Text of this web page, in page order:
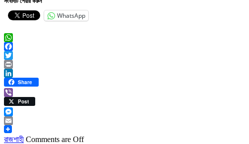
WhatsApp
WhatsApp
Facebook
Twitter
Print
LinkedIn
Share
ViberPost
Messenger
Email
রাজশাহী Comments are Off